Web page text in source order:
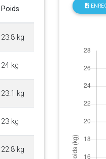
Poids
23.8 kg
24 kg
23.1 kg
23 kg
22.8 kg